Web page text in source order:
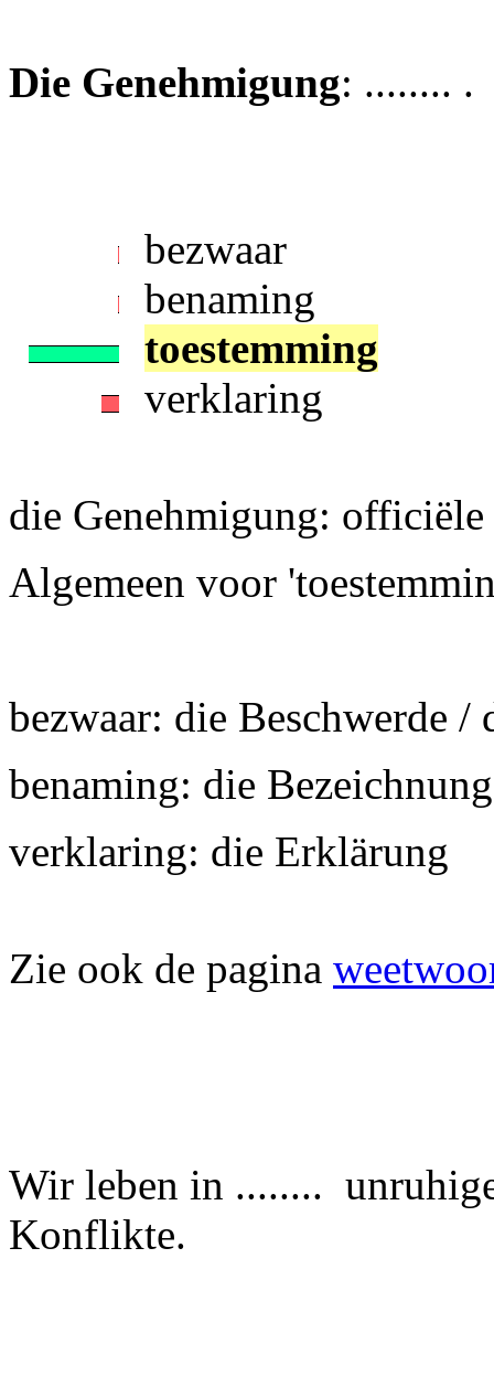
Die Genehmigung: ........ .
bezwaar
benaming
toestemming
verklaring
die Genehmigung:
Algemeen voor
bezwaar: die Beschwerde /
benaming: die
verklaring: die Erklärung
Zie ook de pagina
Wir leben in ........
Konflikte.